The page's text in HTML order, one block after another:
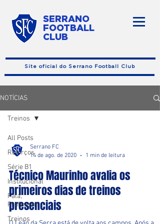
SERRANO
FOOTBALL
CLUB
Site oficial do Serrano Football Club
NOTÍCIAS
All Posts
Reforços
Série B1
Institucional
Fala,
Professor!
Treinos
Treinos
Serrano FC
14 de ago. de 2020
1 min de leitura
Técnico Maurinho avalia os
primeiros dias de treinos
presenciais